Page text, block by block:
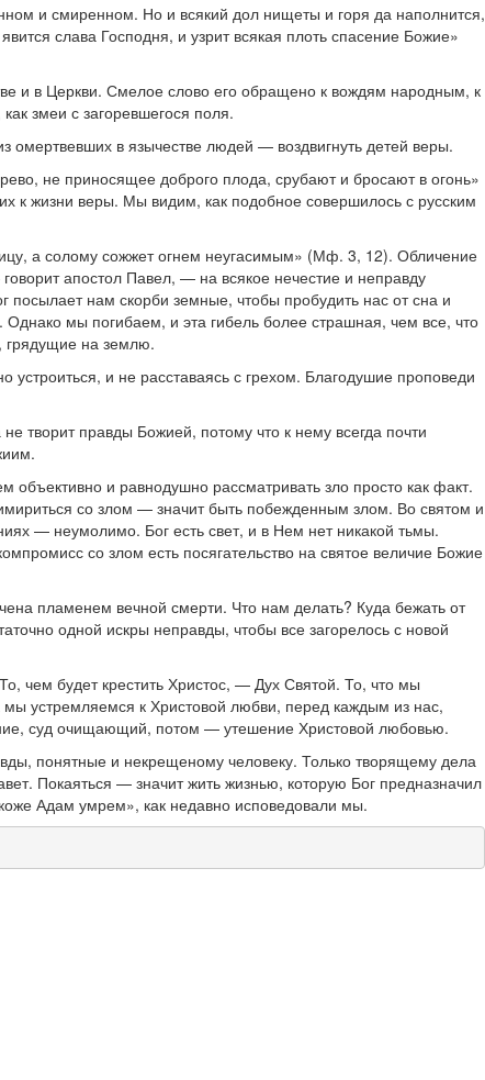
и смиренном. Но и всякий дол нищеты и горя да наполнится,
слава Господня, и узрит всякая плоть спасение Божие»
и в Церкви. Смелое слово его обращено к вождям народным, к
змеи с загоревшегося поля.
омертвевших в язычестве людей — воздвигнуть детей веры.
не приносящее доброго плода, срубают и бросают в огонь»
к жизни веры. Мы видим, как подобное совершилось с русским
а солому сожжет огнем неугасимым» (Мф. 3, 12). Обличение
апостол Павел, — на всякое нечестие и неправду
нам скорби земные, чтобы пробудить нас от сна и
мы погибаем, и эта гибель более страшная, чем все, что
грядущие на землю.
и не расставаясь с грехом. Благодушие проповеди
творит правды Божией, потому что к нему всегда почти
и равнодушно рассматривать зло просто как факт.
со злом — значит быть побежденным злом. Во святом и
— неумолимо. Бог есть свет, и в Нем нет никакой тьмы.
со злом есть посягательство на святое величие Божие
пламенем вечной смерти. Что нам делать? Куда бежать от
одной искры неправды, чтобы все загорелось с новой
чем будет крестить Христос, — Дух Святой. То, что мы
устремляемся к Христовой любви, перед каждым из нас,
суд очищающий, потом — утешение Христовой любовью.
понятные и некрещеному человеку. Только творящему дела
Покаяться — значит жить жизнью, которую Бог предназначил
Адам умрем», как недавно исповедовали мы.